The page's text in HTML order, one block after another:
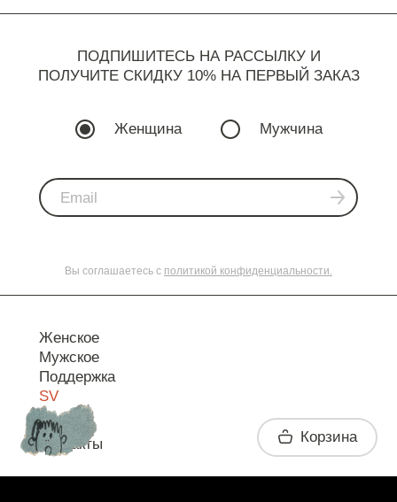
ПОДПИШИТЕСЬ НА РАССЫЛКУ И
ПОЛУЧИТЕ СКИДКУ 10% НА ПЕРВЫЙ ЗАКАЗ
Женщина Мужчина
Вы соглашаетесь с политикой конфиденциальности.
Женское
Мужское
Поддержка
SV
Контакты Корзина